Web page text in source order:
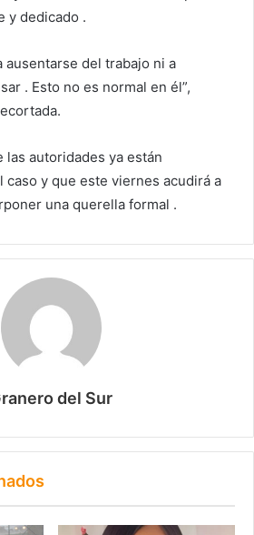
y dedicado .
ausentarse del trabajo ni a
. Esto no es normal en él”,
las autoridades ya están
caso y que este viernes acudirá a
una querella formal .
del Sur